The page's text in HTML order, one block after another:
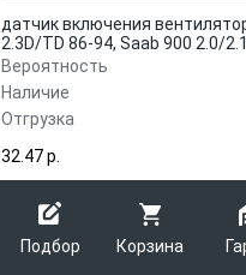
Подбор Корзина
датчик включения
2.3D/TD 86-94, Saab 900 2.0/
Вероятность
Наличие
Отгрузка
32.47 p.
Показать